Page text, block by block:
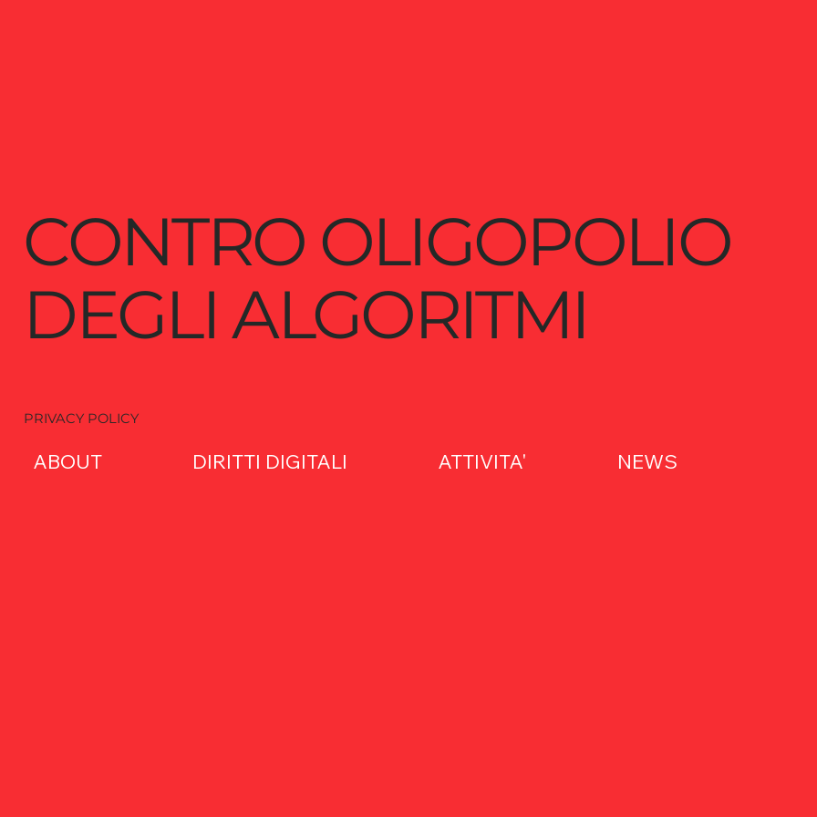
CONTRO OLIGOPOLIO
DEGLI ALGORITMI
PRIVACY POLICY
ABOUT DIRITTI DIGITALI ATTIVITA' NEWS